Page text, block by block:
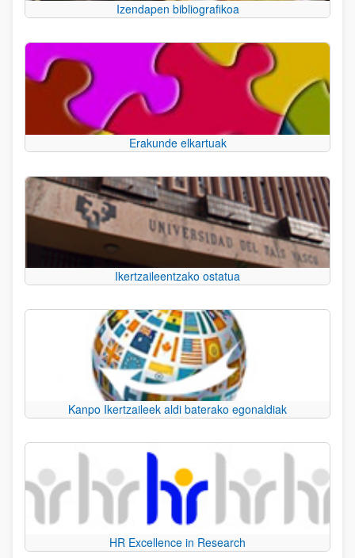
Izendapen bibliografikoa
Erakunde elkartuak
Ikertzaileentzako ostatua
Kanpo Ikertzaileek aldi baterako egonaldiak
HR Excellence in Research